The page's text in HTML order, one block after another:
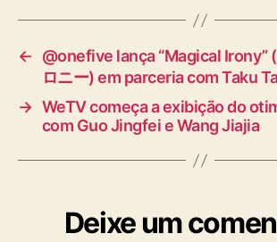
←
@onefive lança “Magical Irony”
ロニー) em parceria com Taku
→ WeTV começa a exibição do
com Guo Jingfei e Wang Jiajia
Deixe um